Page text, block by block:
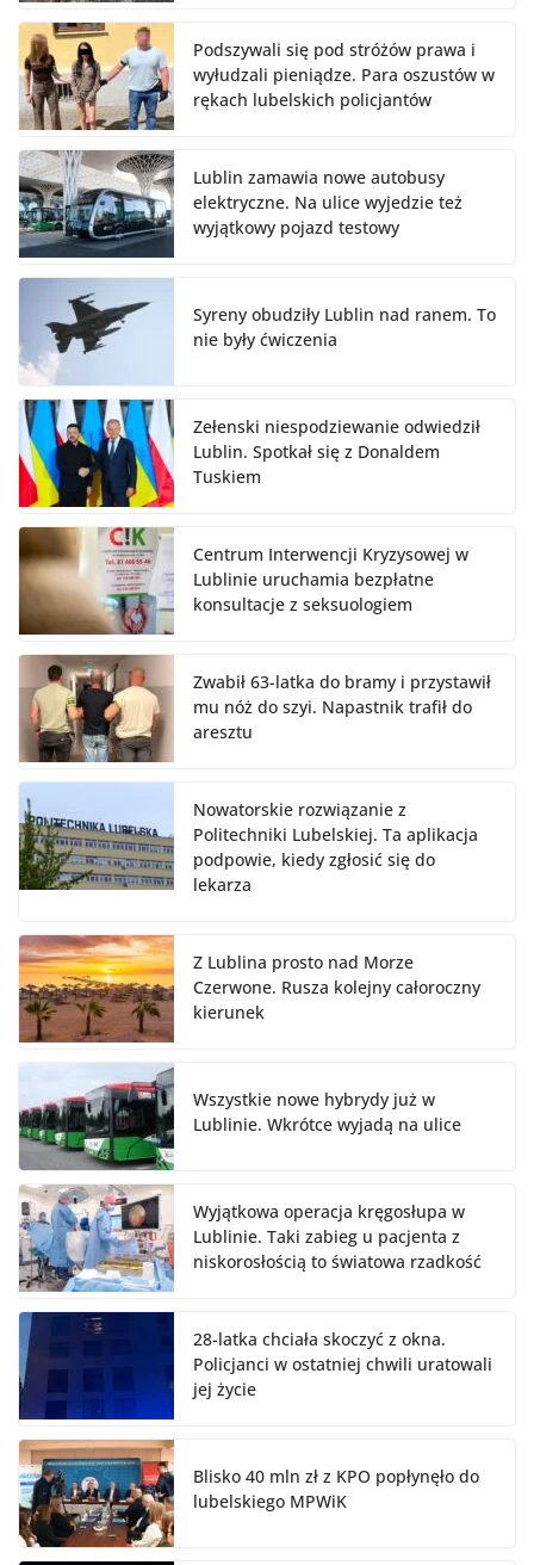
Podszywali się pod stróżów prawa i
wyłudzali pieniądze. Para oszustów w
rękach lubelskich policjantów
Lublin zamawia nowe autobusy
elektryczne. Na ulice wyjedzie też
wyjątkowy pojazd testowy
Syreny obudziły Lublin nad ranem. To
nie były ćwiczenia
Zełenski niespodziewanie odwiedził
Lublin. Spotkał się z Donaldem
Tuskiem
Centrum Interwencji Kryzysowej w
Lublinie uruchamia bezpłatne
konsultacje z seksuologiem
Zwabił 63-latka do bramy i przystawił
mu nóż do szyi. Napastnik trafił do
aresztu
Nowatorskie rozwiązanie z
Politechniki Lubelskiej. Ta aplikacja
podpowie, kiedy zgłosić się do
lekarza
Z Lublina prosto nad Morze
Czerwone. Rusza kolejny całoroczny
kierunek
Wszystkie nowe hybrydy już w
Lublinie. Wkrótce wyjadą na ulice
Wyjątkowa operacja kręgosłupa w
Lublinie. Taki zabieg u pacjenta z
niskorosłością to światowa rzadkość
28-latka chciała skoczyć z okna.
Policjanci w ostatniej chwili uratowali
jej życie
Blisko 40 mln zł z KPO popłynęło do
lubelskiego MPWiK